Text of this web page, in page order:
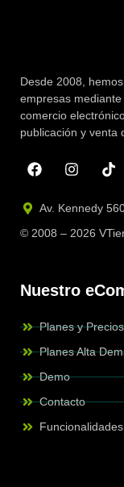
Desde 2008,
empresas
comercio
publicación y venta
Av. Kennedy
© 2008 – 2026
Nuestro
Planes y Precios
Planes Alta
Demo
Contacto
Funcionalidades